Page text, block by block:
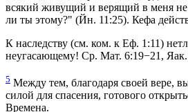
всякий живущий и верящий в меня
ли ты этому?" (Йн. 11:25). Кефа
К наследству (см. ком. к Еф. 1:11)
неугасающему! Ср. Мат. 6:19−21,
5 Между тем, благодаря своей вере,
силой для спасения, готового
Времена.